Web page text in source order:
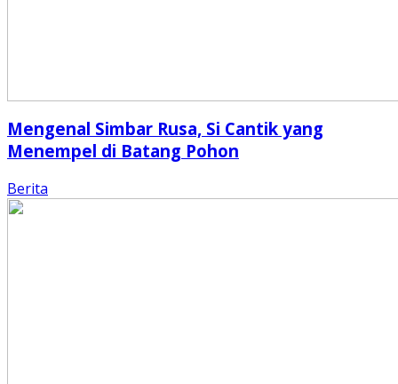
Mengenal Simbar Rusa, Si Cantik yang
Menempel di Batang Pohon
Berita